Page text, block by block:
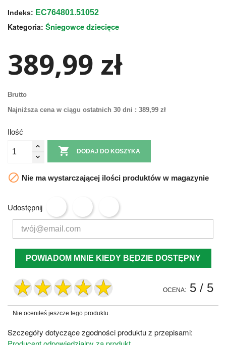
Indeks: EC764801.51052
Kategoria: Śniegowce dziecięce
389,99 zł
Brutto
Najniższa cena w ciągu ostatnich 30 dni : 389,99 zł
Ilość
 DODAJ DO KOSZYKA
 Nie ma wystarczającej ilości produktów w magazynie
Udostępnij
POWIADOM MNIE KIEDY BĘDZIE DOSTĘPNY
OCENA: 5 / 5
Nie oceniłeś jeszcze tego produktu.
Szczegóły dotyczące zgodności produktu z przepisami: